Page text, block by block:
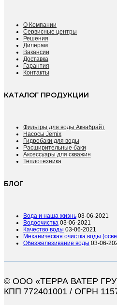
О Компании
Сервисные центры
Решения
Дилерам
Вакансии
Доставка
Гарантия
Контакты
КАТАЛОГ ПРОДУКЦИИ
Фильтры для воды Аквабрайт
Насосы Jemix
Гидробаки для воды
Расширительные баки
Аксессуары для скважин
Теплотехника
БЛОГ
Вода и наша жизнь 03-06-2021
Водоочистка 03-06-2021
Качество воды 03-06-2021
Механическая очистка воды
Обезжелезивание воды 03-06-
© ООО «ТЕРРА ВАТЕР
КПП 772401001 / ОГРН